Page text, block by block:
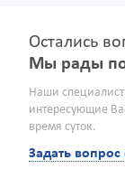
Остались
Мы рады
Наши
интересующие
время суток.
Задать вопрос